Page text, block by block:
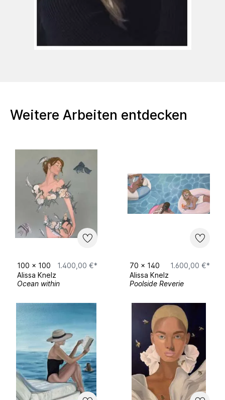
Universität Duisburg-Essen
Weitere Arbeiten entdecken
100 x 100
1.400,00 €*
Alissa Knelz
Ocean within
70 x 140
1.600,00 €*
Alissa Knelz
Poolside Reverie